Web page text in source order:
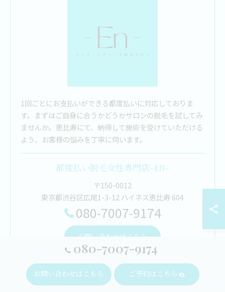
1回ごとにお支払いができる都度払いに対応しておりま
す。まずはご自身に合うかどうかサロンの脱毛を試してみ
ませんか。恵比寿にて、納得して施術を受けていただける
よう、お客様の悩みを丁寧に伺います。
都度払い脱毛女性専門店-EN-
〒150-0012
東京都渋谷区広尾1-3-12 ハイネス恵比寿 604
080-7007-9174
お問い合わせはこちら
080-7007-9174
お問い合わせはこちら ご予約はこちら